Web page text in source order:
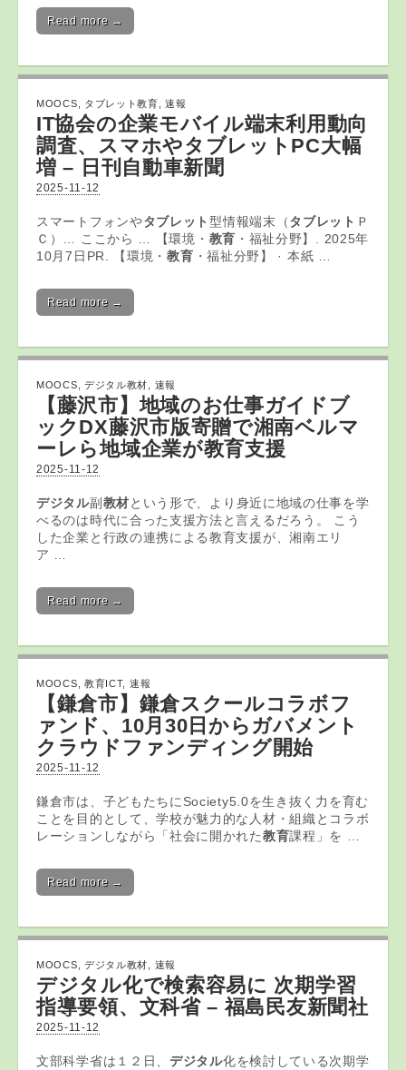
Read more →
MOOCS タブレット教育 ,速報
IT協会の企業モバイル端末利用動向
調査、スマホやタブレット PC大幅
増 – 日刊自動車新聞
2025-11-12
スマートフォンやタブレット型情報端末（タブレット Ｐ
Ｃ）… ここから … 【環境・ 教育 ・福祉分野】. 2025年
10月7日PR. 【環境・教育 ・福祉分野】 · 本紙 …
Read more →
MOOCS デジタル教材 速報
【藤沢市】地域のお仕事ガイドブ
ックDX藤沢市版寄贈で湘南ベルマ
ーレら地域企業が教育支援
2025-11-12
デジタル副 教材という形で、より身近に地域の仕事を学
べるのは時代に合った支援方法と言えるだろう。 こう
した企業と行政の連携による教育支援が、湘南エリ
ア …
Read more →
MOOCS 教育ICT, 速報
【鎌倉市】鎌倉スクールコラボフ
ァンド、10月30日からガバメント
クラウドファンディング開始
2025-11-12
鎌倉市は、子どもたちにSociety5.0を生き抜く力を育む
ことを目的として、学校が魅力的な人材・組織とコラボ
レーションしながら「社会に開かれた教育課程」を …
Read more →
MOOCS デジタル教材 速報
デジタル化で検索容易に 次期学習
指導要領、文科省 – 福島民友新聞社
2025-11-12
文部科学省は１２日、 デジタル化を検討している次期学